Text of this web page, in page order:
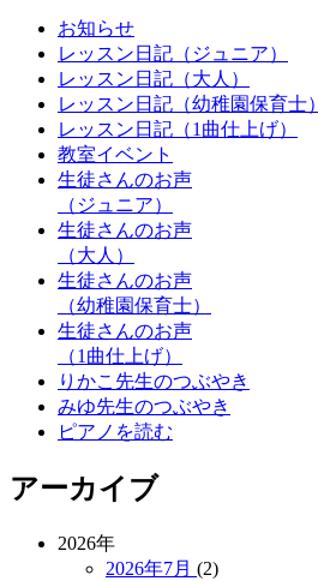
お知らせ
レッスン日記（ジュニア）
レッスン日記（大人）
レッスン日記（幼稚園保育士）
レッスン日記（1曲仕上げ）
教室イベント
生徒さんのお声
（ジュニア）
生徒さんのお声
（大人）
生徒さんのお声
（幼稚園保育士）
生徒さんのお声
（1曲仕上げ）
りかこ先生のつぶやき
みゆ先生のつぶやき
ピアノを読む
アーカイブ
2026年
2026年7月 (2)